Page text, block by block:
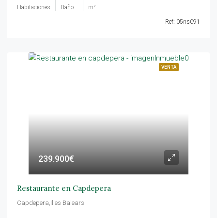
Habitaciones Baño m²
Ref: 05ns091
VENTA
239.900€
Restaurante en Capdepera
Capdepera,Illes Balears